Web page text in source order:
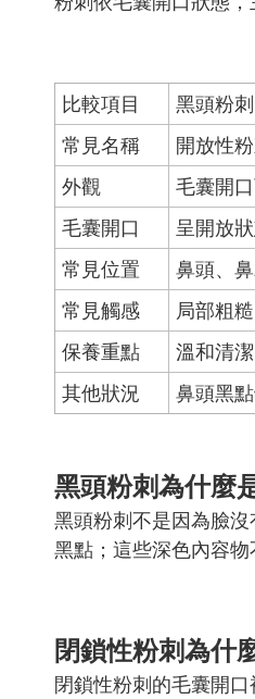
比較項目 黑頭粉刺
常見名稱
開放性
外觀
毛囊開
毛囊開口
呈開放
常見位置
鼻頭、
常見觸感
局部粗
保養重點
溫和清
其他狀況
鼻頭黑
黑頭粉刺為什麼
黑頭粉刺不是因為臉
黑點；這些深色內容
閉鎖性粉刺為什
閉鎖性粉刺的毛囊開